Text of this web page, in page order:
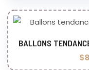
BALLONS
$